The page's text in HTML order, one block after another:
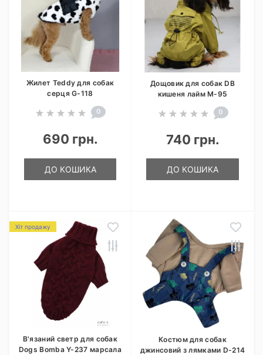
Жилет Teddy для собак
серця G-118
0
690 грн.
ДО КОШИКА
Дощовик для собак DB
кишеня лайм M-95
0
740 грн.
ДО КОШИКА
Хіт продажу
В'язаний светр для собак
Dogs Bomba Y-237 марсала
Костюм для собак
джинсовий з лямками D-214